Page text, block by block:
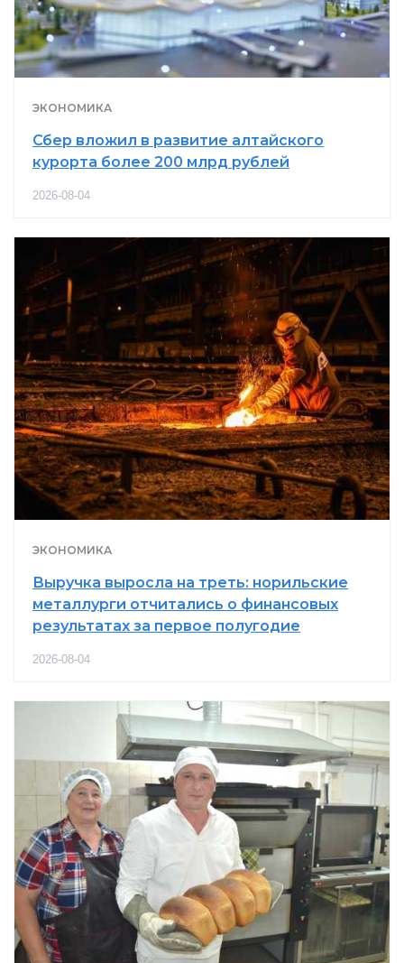
ЭКОНОМИКА
Сбер вложил в развитие алтайского
курорта более 200 млрд рублей
2026-08-04
ЭКОНОМИКА
Выручка выросла на треть: норильские
металлурги отчитались о финансовых
результатах за первое полугодие
2026-08-04